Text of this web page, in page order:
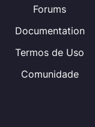
Forums
Documentation
Termos de Uso
Comunidade